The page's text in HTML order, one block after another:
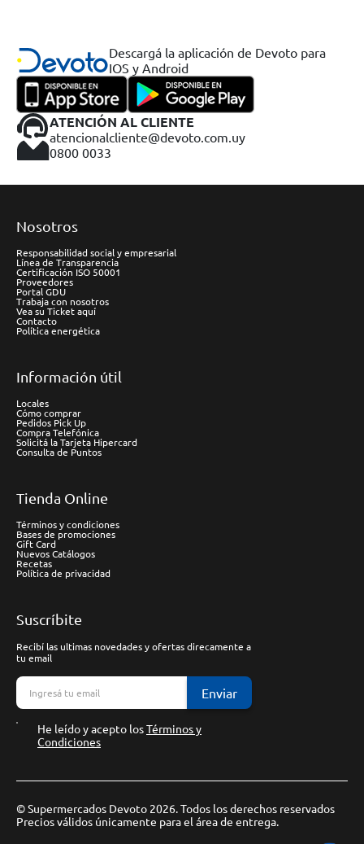
Descargá la aplicación de Devoto para
IOS y Android
ATENCIÓN AL CLIENTE
atencionalcliente@devoto.com.uy
0800 0033
Nosotros
Responsabilidad social y empresarial
Línea de Transparencia
Certificación ISO 50001
Proveedores
Portal GDU
Trabaja con nosotros
Vea su Ticket aquí
Contacto
Política energética
Información útil
Locales
Cómo comprar
Pedidos Pick Up
Compra Telefónica
Solicitá la Tarjeta Hipercard
Consulta de Puntos
Tienda Online
Términos y condiciones
Bases de promociones
Gift Card
Nuevos Catálogos
Recetas
Política de privacidad
Suscríbite
Recibí las ultimas novedades y ofertas direcamente a
tu email
Enviar
He leído y acepto losTérminos y
Condiciones
© Supermercados Devoto 2026. Todos los derechos reservados
Precios válidos únicamente para el área de entrega.